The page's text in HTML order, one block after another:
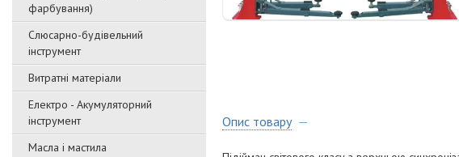
фарбування)
Слюсарно-будівельний
інструмент
Витратні матеріали
Електро - Акумуляторний
інструмент
Масла і мастила
Опис товару